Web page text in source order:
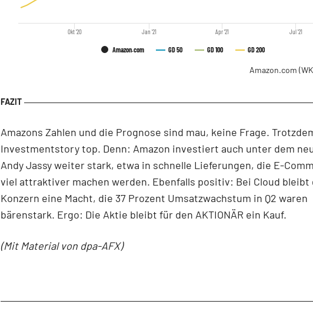
Amazon.com GD 50 GD 100 GD 200
Okt '20 Jan '21 Apr '21 Jul '21
Amazon.com
Amazons Zahlen und die Prognose sind mau, keine Frage.
Investmentstory top. Denn: Amazon investiert auch unter dem
Andy Jassy weiter stark, etwa in schnelle Lieferungen, die E-
viel attraktiver machen werden. Ebenfalls positiv: Bei Cloud bleibt
Konzern eine Macht, die 37 Prozent Umsatzwachstum in Q2 waren
bärenstark. Ergo: Die Aktie bleibt für den AKTIONÄR ein Kauf.
(Mit Material von dpa-AFX)